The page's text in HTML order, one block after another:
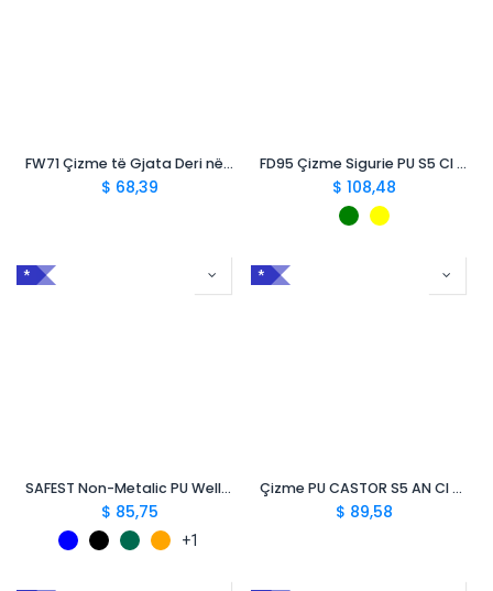
FW71 Çizme të Gjata Deri në Bel S5 FO SR
$ 68,39
FD95 Çizme Sigurie PU S5 CI FO SRC
$ 108,48
*
SAFEST Non-Metalic PU Wellington S5 CI SRC
$ 85,75
+1
*
Çizme PU CASTOR S5 AN CI FO SR
$ 89,58